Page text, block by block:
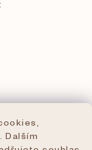
Dalším